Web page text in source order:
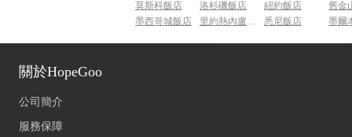
莫斯科飯店
洛杉磯飯店 紐約飯店
舊金
墨西哥城飯店
里約熱內盧飯店 悉尼飯店 墨爾
關於HopeGoo
公司簡介
服務保障